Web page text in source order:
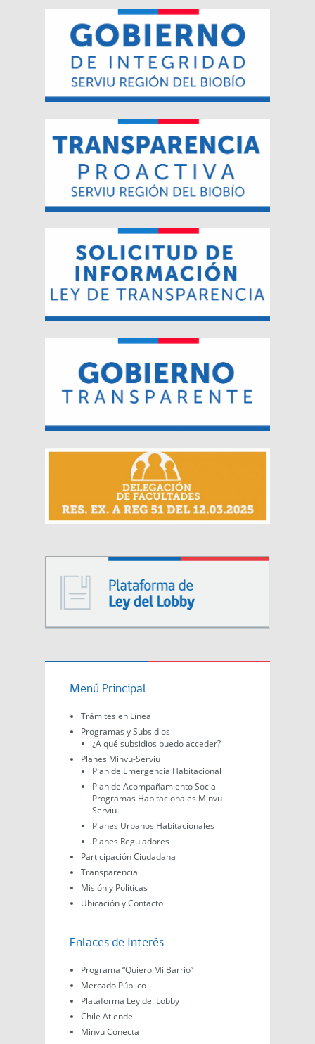
Menú Principal
Trámites en Línea
Programas y Subsidios
¿A qué subsidios puedo acceder?
Planes Minvu-Serviu
Plan de Emergencia Habitacional
Plan de Acompañamiento Social
Programas Habitacionales Minvu-
Serviu
Planes Urbanos Habitacionales
Planes Reguladores
Participación Ciudadana
Transparencia
Misión y Políticas
Ubicación y Contacto
Enlaces de Interés
Programa “Quiero Mi Barrio”
Mercado Público
Plataforma Ley del Lobby
Chile Atiende
Minvu Conecta